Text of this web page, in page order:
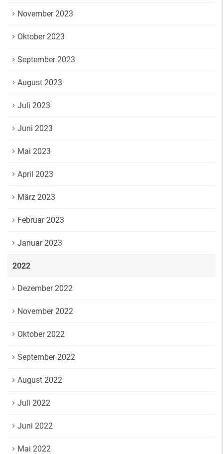
November 2023
Oktober 2023
September 2023
August 2023
Juli 2023
Juni 2023
Mai 2023
April 2023
März 2023
Februar 2023
Januar 2023
2022
Dezember 2022
November 2022
Oktober 2022
September 2022
August 2022
Juli 2022
Juni 2022
Mai 2022